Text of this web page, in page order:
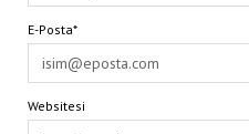
E-Posta*
Websitesi